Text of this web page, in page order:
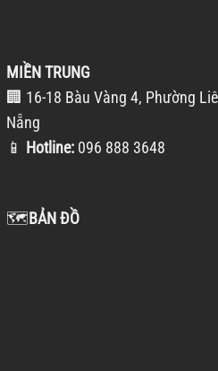
MIỀN TRUNG
🏢 16-18 Bàu Vàng 4, Phường
Nẵng
📱 Hotline: 096 888 3648
🗺️BẢN ĐỒ